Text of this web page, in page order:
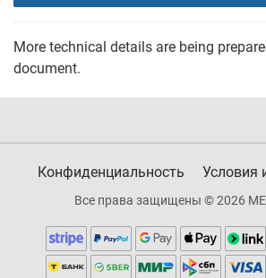
More technical details are being
document.
Конфиденциальность Условия
Все права защищены © 2026